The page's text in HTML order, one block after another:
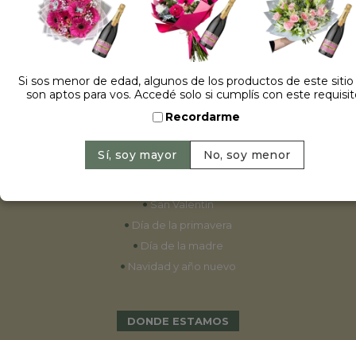
ESPECIALES
•Cumpleaños
•15 años
• Bodas
•Aniversarios
•Graduaciones
•San Valentín
• Día de la primavera
• Día de la madre
• Navidad y año nuevo
DONDE ESTAMOS
Si sos menor de edad, algunos de los productos de este
son aptos para vos. Accedé solo si cumplís con este
Recordarme